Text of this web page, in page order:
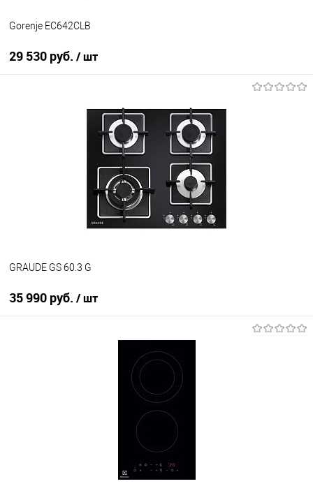
Gorenje EC642CLB
29 530 руб. / шт
GRAUDE GS 60.3 G
35 990 руб. / шт
В корзину